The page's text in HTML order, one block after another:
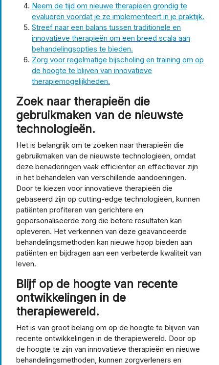
Neem de tijd om nieuwe therapieën grondig te
evalueren voordat je ze implementeert in je praktijk.
Streef naar een balans tussen traditionele en
innovatieve therapieën om een breed scala aan
behandelingsopties te bieden.
Zorg voor regelmatige bijscholing en training om op
de hoogte te blijven van innovatieve
therapiemogelijkheden.
Zoek naar therapieën die
gebruikmaken van de nieuwste
technologieën.
Het is belangrijk om te zoeken naar therapieën die
gebruikmaken van de nieuwste technologieën, omdat
deze benaderingen vaak efficiënter en effectiever zijn
in het behandelen van verschillende aandoeningen.
Door te kiezen voor innovatieve therapieën die
gebaseerd zijn op cutting-edge technologieën, kunnen
patiënten profiteren van gerichtere en
gepersonaliseerde zorg die betere resultaten kan
opleveren. Het verkennen van deze geavanceerde
behandelingsmethoden kan nieuwe hoop bieden aan
patiënten en bijdragen aan een verbeterde kwaliteit van
leven.
Blijf op de hoogte van recente
ontwikkelingen in de
therapiewereld.
Het is van groot belang om op de hoogte te blijven van
recente ontwikkelingen in de therapiewereld. Door op
de hoogte te zijn van innovatieve therapieën en nieuwe
behandelingsmethoden, kunnen zorgverleners en